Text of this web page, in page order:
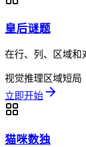
皇后谜题
在行、列、区域和
视觉推理 区域短局
立即开始
猫咪数独